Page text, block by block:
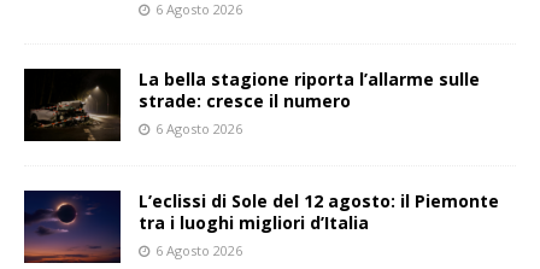
6 Agosto 2026
La bella stagione riporta l’allarme sulle
strade: cresce il numero
6 Agosto 2026
L’eclissi di Sole del 12 agosto: il Piemonte
tra i luoghi migliori d’Italia
6 Agosto 2026